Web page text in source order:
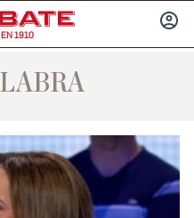
1910